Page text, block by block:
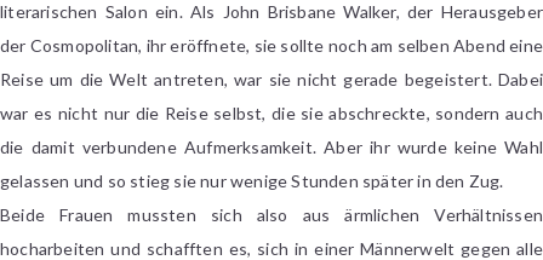
literarischen Salon ein. Als John Brisbane Walker, der Herausgeber
der Cosmopolitan, ihr eröffnete, sie sollte noch am selben Abend eine
Reise um die Welt antreten, war sie nicht gerade begeistert. Dabei
war es nicht nur die Reise selbst, die sie abschreckte, sondern auch
die damit verbundene Aufmerksamkeit. Aber ihr wurde keine Wahl
gelassen und so stieg sie nur wenige Stunden später in den Zug.
Beide Frauen mussten sich also aus ärmlichen Verhältnissen
hocharbeiten und schafften es, sich in einer Männerwelt gegen alle